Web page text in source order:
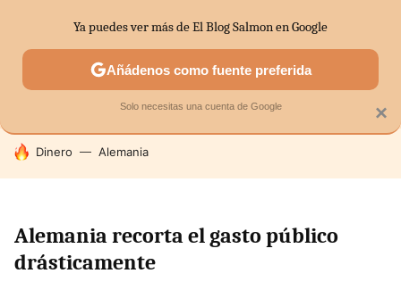
SECTORES ECONOMÍA DOMÉSTICA MERCADOS
HOY SE HABLA DE
Dinero Alemania
Alemania recorta el gasto público
drásticamente
×
Ya puedes ver más de El Blog Salmon en Google
Añádenos como fuente preferida
Solo necesitas una cuenta de Google